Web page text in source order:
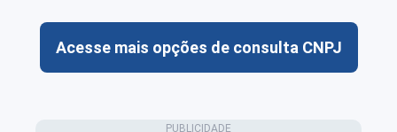
Acesse mais opções de consulta CNPJ